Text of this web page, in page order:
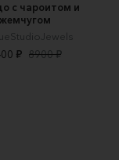
с чароитом и
жемчугом
₽ 8900 ₽